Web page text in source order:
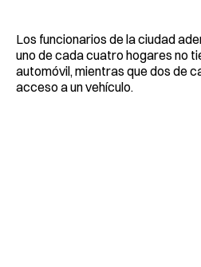
Los funcionarios de la ciudad
uno de cada cuatro hogares no
automóvil, mientras que dos de
acceso a un vehículo.